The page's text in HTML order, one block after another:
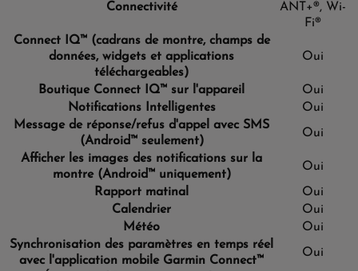
Connectivité
ANT+®, Wi-
Fi®
Connect IQ™ (cadrans de montre, champs de
données, widgets et applications
téléchargeables)
Oui
Boutique Connect IQ™ sur l'appareil
Oui
Notifications Intelligentes
Oui
Message de réponse/refus d'appel avec SMS
(Android™ seulement)
Oui
Afficher les images des notifications sur la
montre (Android™ uniquement)
Oui
Rapport matinal
Oui
Calendrier
Oui
Météo
Oui
Synchronisation des paramètres en temps réel
avec l'application mobile Garmin Connect™
Oui